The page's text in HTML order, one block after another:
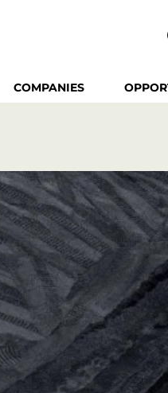
COMPANIES